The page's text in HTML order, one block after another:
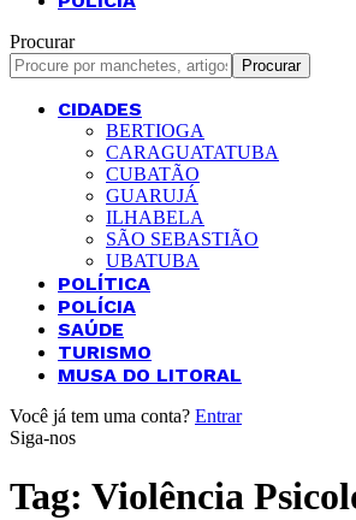
Procurar
CIDADES
BERTIOGA
CARAGUATATUBA
CUBATÃO
GUARUJÁ
ILHABELA
SÃO SEBASTIÃO
UBATUBA
POLÍTICA
POLÍCIA
SAÚDE
TURISMO
MUSA DO LITORAL
Você já tem uma conta? Entrar
Siga-nos
Tag: Violência